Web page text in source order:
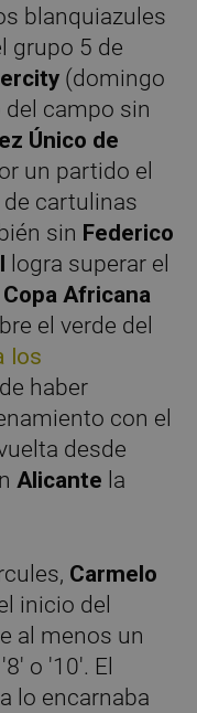
blanquiazules
grupo 5 de
(domingo
campo sin
Único de
un partido el
cartulinas
sin Federico
logra superar el
Copa Africana
el verde del
los
haber
con el
desde
Alicante la
Carmelo
inicio del
al menos un
o '10'. El
lo encarnaba